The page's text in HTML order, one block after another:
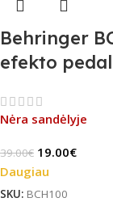
Behringer
efekto
Nėra sandėlyje
39.00€ 19.00€
Daugiau
SKU: BCH100